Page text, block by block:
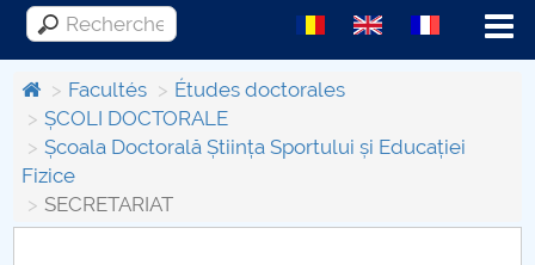
Menu
Despre Universitate
Centrul de Management al Proiectelor
Facultés
Études doctorales
ȘCOLI DOCTORALE
Școala Doctorală Știința Sportului și Educației
Fizice
SECRETARIAT